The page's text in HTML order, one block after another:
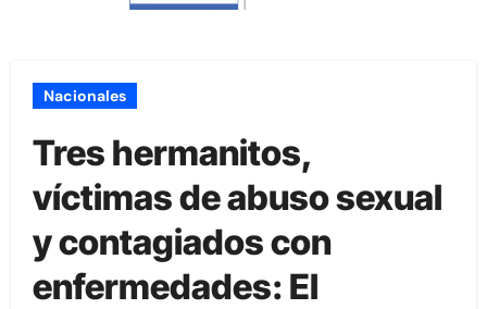
Nacionales
Tres hermanitos,
víctimas de abuso sexual
y contagiados con
enfermedades: El